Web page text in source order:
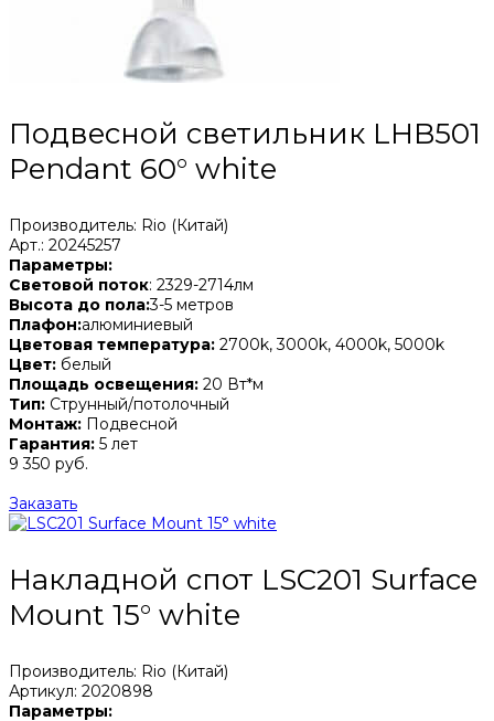
Подвесной светильник LHB501
Pendant 60° white
Производитель: Rio (Китай)
Арт.: 20245257
Параметры:
Световой поток: 2329-2714лм
Высота до пола:3-5 метров
Плафон:алюминиевый
Цветовая температура: 2700k, 3000k, 4000k, 5000k
Цвет: белый
Площадь освещения: 20 Вт*м
Тип: Струнный/потолочный
Монтаж: Подвесной
Гарантия: 5 лет
9 350 руб.
Заказать
Накладной спот LSC201 Surface
Mount 15° white
Производитель: Rio (Китай)
Артикул: 2020898
Параметры: